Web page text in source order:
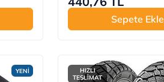
Sepete Ekle
YENİ
HIZLI
TESLİMAT